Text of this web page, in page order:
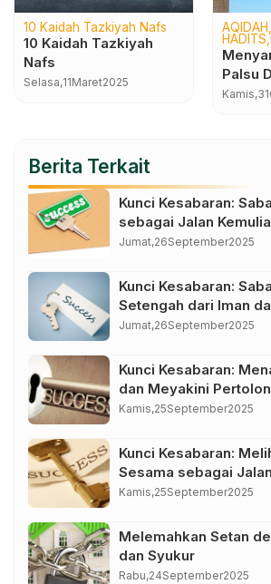
10 Kaidah Tazkiyah Nafs
10 Kaidah Tazkiyah
Nafs
Selasa,11Maret2025
AQIDAH
HADITS
Palsu
Bagi
Kamis,31
Berita Terkait
Kunci Kesabaran:
sebagai Jalan
Jumat,26September2025
Kunci Kesabaran:
Setengah dari Iman
dalam Kendali Diri
Jumat,26September2025
Kunci Kesabaran:
dan Meyakini
Kamis,25September2025
Kunci Kesabaran:
Sesama sebagai
Kemuliaan
Kamis,25September2025
Melemahkan Setan
dan Syukur
Rabu,24September2025